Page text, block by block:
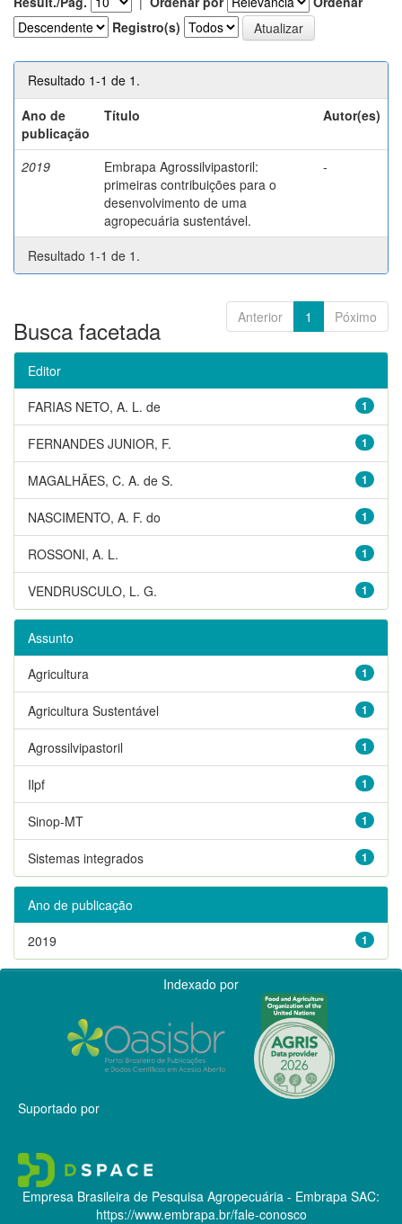
Registro(s)
Resultado 1-1 de 1.
Ano de
publicação
Título Autor(es)
2019
Embrapa Agrossilvipastoril:
primeiras contribuições para o
desenvolvimento de uma
agropecuária sustentável.
-
Resultado 1-1 de 1.
Anterior 1 Póximo
Busca facetada
Editor
1
FARIAS NETO, A. L. de
1
FERNANDES JUNIOR, F.
1
MAGALHÃES, C. A. de S.
1
NASCIMENTO, A. F. do
1
ROSSONI, A. L.
1
VENDRUSCULO, L. G.
Assunto
1
Agricultura
1
Agricultura Sustentável
1
Agrossilvipastoril
1
Ilpf
1
Sinop-MT
1
Sistemas integrados
Ano de publicação
1
2019
Indexado por
Suportado por
Empresa Brasileira de Pesquisa Agropecuária - Embrapa SAC:
https://www.embrapa.br/fale-conosco